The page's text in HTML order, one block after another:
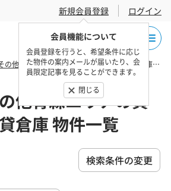
新規会員登録
会員機能について
会員登録を行うと、希望条件に応じ
た物件の案内メールが届いたり、会
員限定記事を見ることができます。
閉じる
ログイン
の他青森エリア 上北郡横浜町の貸し倉庫・賃貸倉庫 物件一覧
他青森エリアの貸
倉庫 物件一覧
検索条件の変更